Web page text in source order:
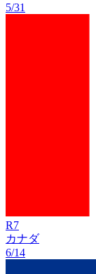
5/31
R7
カナダ
6/14